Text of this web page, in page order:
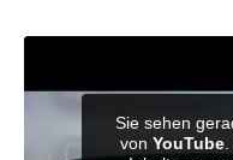
Sie sehen
von YouTube.